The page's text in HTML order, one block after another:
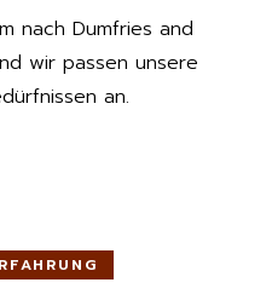
nach Dumfries and
wir passen unsere
an.